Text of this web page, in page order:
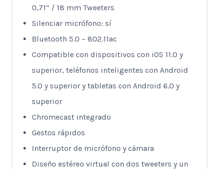
0,71” / 18 mm Tweeters
Silenciar micrófono: sí
Bluetooth 5.0 – 802.11ac
Compatible con dispositivos con iOS 11.0 y
superior, teléfonos inteligentes con Android
5.0 y superior y tabletas con Android 6.0 y
superior
Chromecast integrado
Gestos rápidos
Interruptor de micrófono y cámara
Diseño estéreo virtual con dos tweeters y un